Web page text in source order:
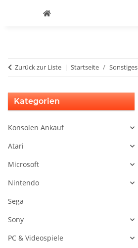
Zurück zur Liste Startseite Sonstiges
Kategorien
Konsolen Ankauf
Atari
Microsoft
Nintendo
Sega
Sony
PC & Videospiele